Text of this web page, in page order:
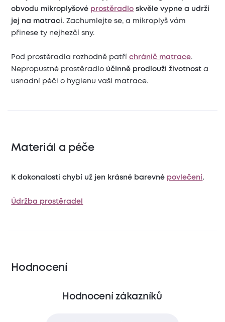
obvodu mikroplyšové prostěradlo skvěle vypne a udrží
jej na matraci.Zachumlejte se, a mikroplyš vám
přinese ty nejhezčí sny.
Pod prostěradla rozhodně patříchránič matrace.
Nepropustné prostěradlo účinně prodlouží životnost a
usnadní péči o hygienu vaší matrace.
Materiál a péče
K dokonalosti chybí už jen krásné barevné povlečení.
Údržba prostěradel
Hodnocení
Hodnocení zákazníků